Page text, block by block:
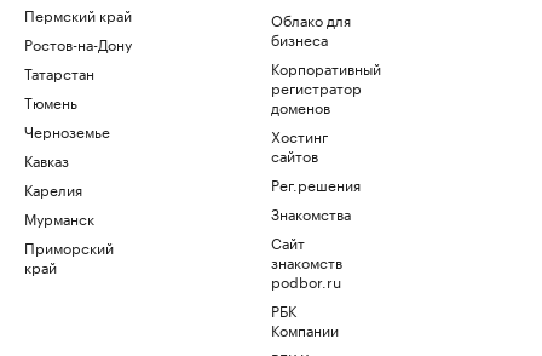
Пермский край
Ростов-на-Дону
Татарстан
Тюмень
Черноземье
Кавказ
Карелия
Мурманск
Приморский
край
Облако для
бизнеса
Корпоративный
регистратор
доменов
Хостинг
сайтов
Рег.решения
Знакомства
Сайт
знакомств
podbor.ru
РБК
Компании